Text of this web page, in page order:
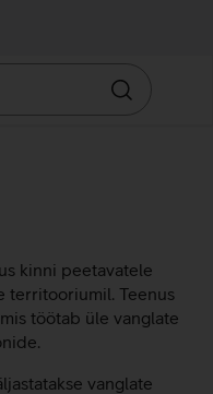
Otsin
kinni peetavatele
territooriumil. Teenus
töötab üle vanglate
vanglate